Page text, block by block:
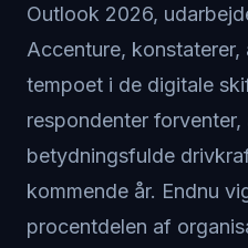
Outlook 2026,
Accenture, konstaterer,
tempoet i de digitale
respondenter
betydningsfulde
kommende år. Endnu
procentdelen af